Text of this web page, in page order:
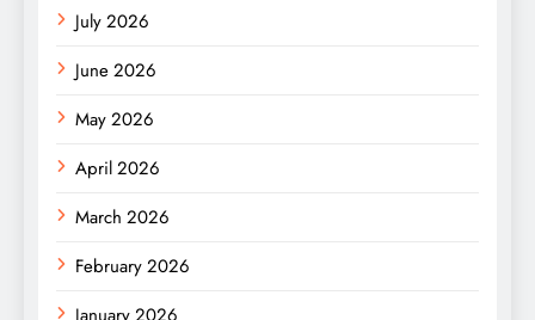
July 2026
June 2026
May 2026
April 2026
March 2026
February 2026